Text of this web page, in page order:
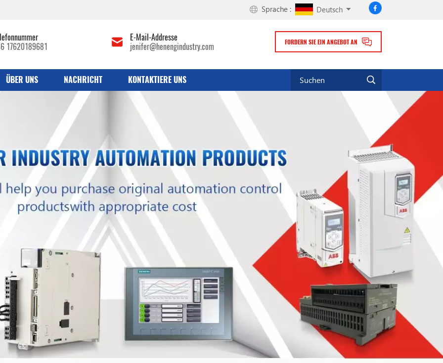
Sprache : Deutsch
FORDERN SIE EIN ANGEBOT AN
17620189681
E-Mail-Addresse
jenifer@henengindustry.com
ÜBER UNS NACHRICHT KONTAKTIERE UNS